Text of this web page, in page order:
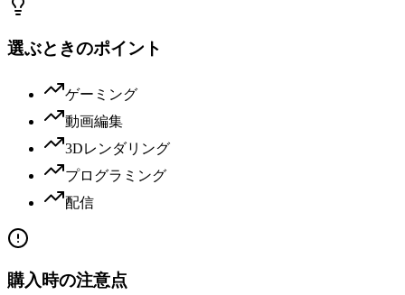
選ぶときのポイント
ゲーミング
動画編集
3Dレンダリング
プログラミング
配信
購入時の注意点